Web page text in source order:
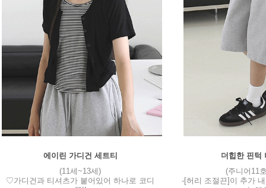
에이린 가디건 세트티
(11세~13세)
♡가디건과 티셔츠가 붙어있어 하나로 코디
더힙한 핀턱
(주니어11
-[허리 조절끈]이 추가